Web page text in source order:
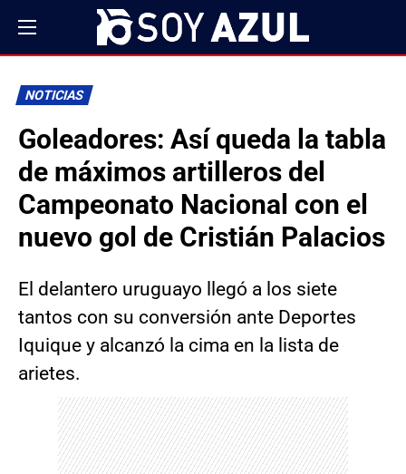
NOTICIAS
Goleadores: Así queda la tabla
de máximos artilleros del
Campeonato Nacional con el
nuevo gol de Cristián Palacios
El delantero uruguayo llegó a los siete
tantos con su conversión ante Deportes
Iquique y alcanzó la cima en la lista de
arietes.